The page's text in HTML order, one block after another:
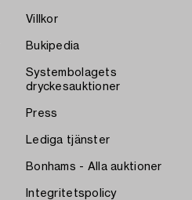
Villkor
Bukipedia
Systembolagets
dryckesauktioner
Press
Lediga tjänster
Bonhams - Alla auktioner
Integritetspolicy